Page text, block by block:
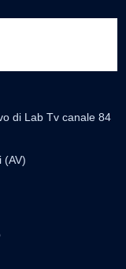
di Lab Tv canale 84
(AV)